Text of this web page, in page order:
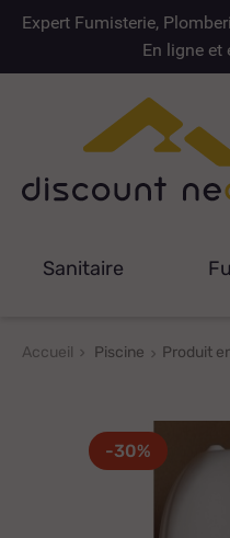
Expert Fumisterie,
En ligne et
Sanitaire
Accueil Piscine Produit
-30%